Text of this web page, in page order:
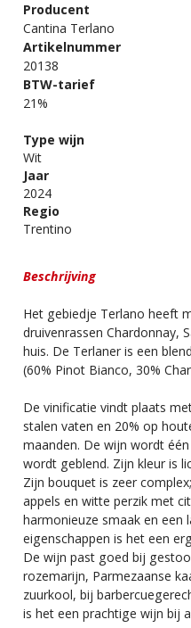
Producent
Cantina Terlano
Artikelnummer
20138
BTW-tarief
21%
Type wijn
Wit
Jaar
2024
Regio
Trentino
Beschrijving
Het gebiedje Terlano heeft
druivenrassen Chardonnay,
huis. De Terlaner is een
(60% Pinot Bianco, 30%
De vinificatie vindt plaats
stalen vaten en 20% op
maanden. De wijn wordt
wordt geblend. Zijn kleur is
Zijn bouquet is zeer
appels en witte perzik met
harmonieuze smaak en een
eigenschappen is het een
De wijn past goed bij
rozemarijn, Parmezaanse
zuurkool, bij
is het een prachtige wijn bij